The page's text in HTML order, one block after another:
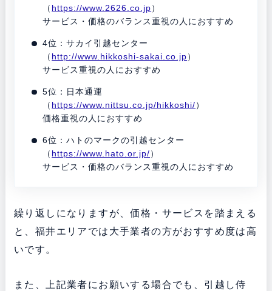
（ https://www.2626.co.jp）
サービス・価格のバランス重視の人におすすめ
4位：サカイ引越センター
（ http://www.hikkoshi-sakai.co.jp）
サービス重視の人におすすめ
5位：日本通運
（ https://www.nittsu.co.jp/hikkoshi/）
価格重視の人におすすめ
6位：ハトのマークの引越センター
（ https://www.hato.or.jp/）
サービス・価格のバランス重視の人におすすめ
繰り返しになりますが、価格・サービスを踏まえる
と、福井エリアでは大手業者の方がおすすめ度は高
いです。
また、上記業者にお願いする場合でも、引越し侍